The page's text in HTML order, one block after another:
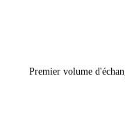
Premier volume